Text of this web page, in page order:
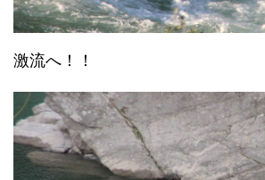
激流へ！！